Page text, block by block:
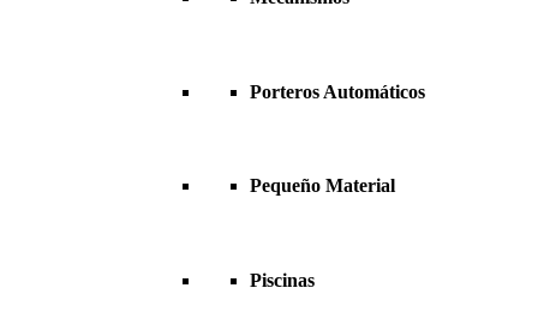
Porteros Automáticos
Pequeño Material
Piscinas